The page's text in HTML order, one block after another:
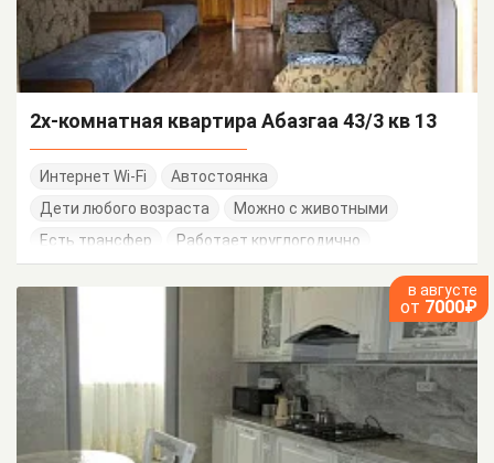
2х-комнатная квартира Абазгаа 43/3 кв 13
Интернет Wi-Fi
Автостоянка
Дети любого возраста
Можно с животными
Есть трансфер
Работает круглогодично
в августе
от 7000₽